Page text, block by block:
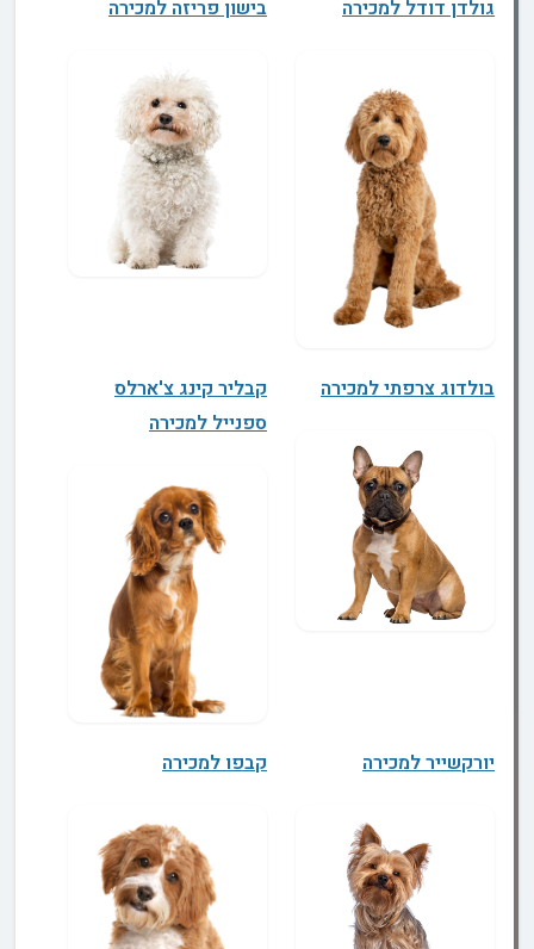
גולדן דודל למכירה בישון פריזה למכירה
בולדוג צרפתי למכירה
קבליר קינג צ'ארלס
ספנייל למכירה
יורקשייר למכירה קבפו למכירה